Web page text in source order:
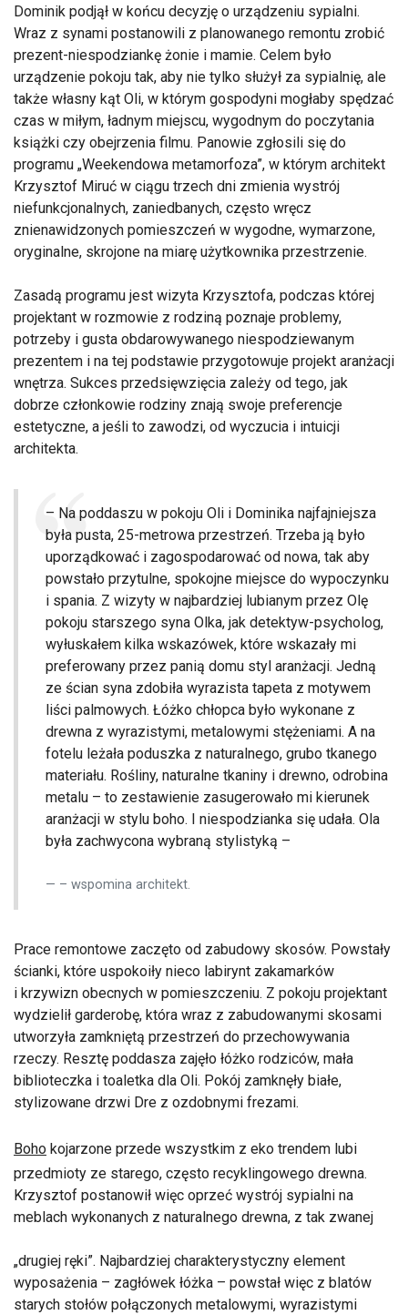
Dominik podjął w końcu decyzję o urządzeniu sypialni.
Wraz z synami postanowili z planowanego remontu zrobić
prezent-niespodziankę żonie i mamie. Celem było
urządzenie pokoju tak, aby nie tylko służył za sypialnię, ale
także własny kąt Oli, w którym gospodyni mogłaby spędzać
czas w miłym, ładnym miejscu, wygodnym do poczytania
książki czy obejrzenia filmu. Panowie zgłosili się do
programu „Weekendowa metamorfoza”, w którym architekt
Krzysztof Miruć w ciągu trzech dni zmienia wystrój
niefunkcjonalnych, zaniedbanych, często wręcz
znienawidzonych pomieszczeń w wygodne, wymarzone,
oryginalne, skrojone na miarę użytkownika przestrzenie.
Zasadą programu jest wizyta Krzysztofa, podczas której
projektant w rozmowie z rodziną poznaje problemy,
potrzeby i gusta obdarowywanego niespodziewanym
prezentem i na tej podstawie przygotowuje projekt aranżacji
wnętrza. Sukces przedsięwzięcia zależy od tego, jak
dobrze członkowie rodziny znają swoje preferencje
estetyczne, a jeśli to zawodzi, od wyczucia i intuicji
architekta.
– Na poddaszu w pokoju Oli i Dominika najfajniejsza
była pusta, 25-metrowa przestrzeń. Trzeba ją było
uporządkować i zagospodarować od nowa, tak aby
powstało przytulne, spokojne miejsce do wypoczynku
i spania. Z wizyty w najbardziej lubianym przez Olę
pokoju starszego syna Olka, jak detektyw-psycholog,
wyłuskałem kilka wskazówek, które wskazały mi
preferowany przez panią domu styl aranżacji. Jedną
ze ścian syna zdobiła wyrazista tapeta z motywem
liści palmowych. Łóżko chłopca było wykonane z
drewna z wyrazistymi, metalowymi stężeniami. A na
fotelu leżała poduszka z naturalnego, grubo tkanego
materiału. Rośliny, naturalne tkaniny i drewno, odrobina
metalu – to zestawienie zasugerowało mi kierunek
aranżacji w stylu boho. I niespodzianka się udała. Ola
była zachwycona wybraną stylistyką –
– wspomina architekt.
Prace remontowe zaczęto od zabudowy skosów. Powstały
ścianki, które uspokoiły nieco labirynt zakamarków
i krzywizn obecnych w pomieszczeniu. Z pokoju projektant
wydzielił garderobę, która wraz z zabudowanymi skosami
utworzyła zamkniętą przestrzeń do przechowywania
rzeczy. Resztę poddasza zajęło łóżko rodziców, mała
biblioteczka i toaletka dla Oli. Pokój zamknęły białe,
stylizowane drzwi Dre z ozdobnymi frezami.
Boho kojarzone przede wszystkim z eko trendem lubi
przedmioty ze starego, często recyklingowego drewna.
Krzysztof postanowił więc oprzeć wystrój sypialni na
meblach wykonanych z naturalnego drewna, z tak zwanej
„drugiej ręki”. Najbardziej charakterystyczny element
wyposażenia – zagłówek łóżka – powstał więc z blatów
starych stołów połączonych metalowymi, wyrazistymi